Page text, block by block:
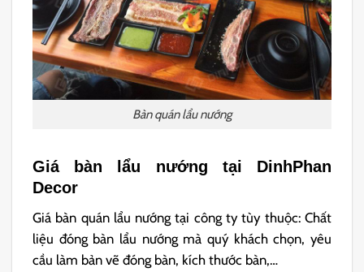
Bàn quán lẩu nướng
Giá bàn lẩu nướng tại DinhPhan
Decor
Giá bàn quán lẩu nướng tại công ty tùy thuộc: Chất
liệu đóng bàn lẩu nướng mà quý khách chọn, yêu
cầu làm bản vẽ đóng bàn, kích thước bàn,…